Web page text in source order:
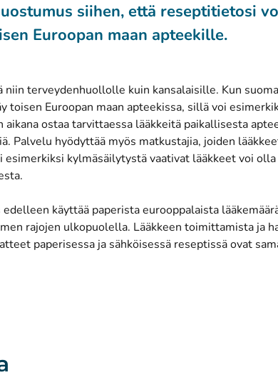
siihen, että reseptitietosi
Euroopan maan apteekille.
niin terveydenhuollolle kuin kansalaisille. Kun
toisen Euroopan maan apteekissa, sillä voi
aikana ostaa tarvittaessa lääkkeitä paikallisesta
Palvelu hyödyttää myös matkustajia, joiden
esimerkiksi kylmäsäilytystä vaativat lääkkeet voi
käyttää paperista eurooppalaista
rajojen ulkopuolella. Lääkkeen toimittamista ja
paperisessa ja sähköisessä reseptissä ovat